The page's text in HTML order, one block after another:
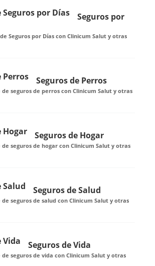
Seguros por
Seguros por Días con Clinicum Salut y otras
Seguros de Perros
seguros de perros con Clinicum Salut y otras
Seguros de Hogar
seguros de hogar con Clinicum Salut y otras
Seguros de Salud
seguros de salud con Clinicum Salut y otras
Seguros de Vida
seguros de vida con Clinicum Salut y otras